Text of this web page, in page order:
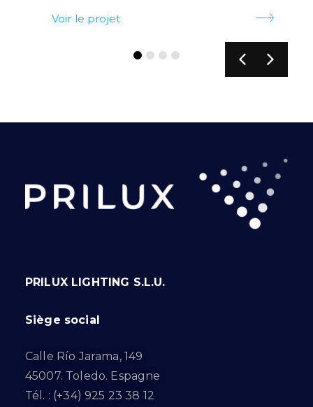
Voir le projet
PRILUX LIGHTING S.L.U.
Siège social
Calle Río Jarama, 149
45007. Toledo. Espagne
Tél. : (+34) 925 23 38 12